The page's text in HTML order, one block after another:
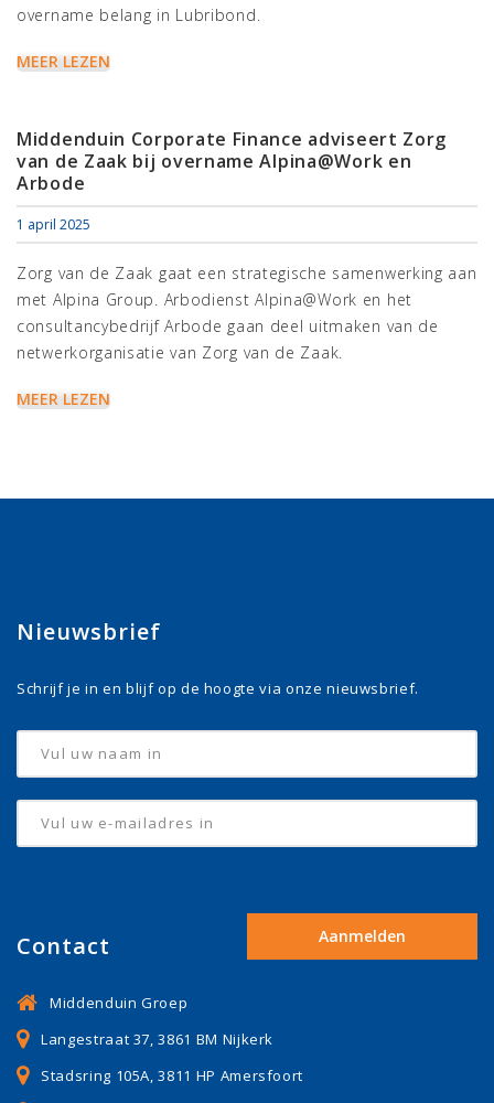
overname belang in Lubribond.
MEER LEZEN
Middenduin Corporate Finance adviseert Zorg
van de Zaak bij overname Alpina@Work en
Arbode
1 april 2025
Zorg van de Zaak gaat een strategische samenwerking aan
met Alpina Group. Arbodienst Alpina@Work en het
consultancybedrijf Arbode gaan deel uitmaken van de
netwerkorganisatie van Zorg van de Zaak.
MEER LEZEN
Nieuwsbrief
Schrijf je in en blijf op de hoogte via onze nieuwsbrief.
Contact
Middenduin Groep
Langestraat 37, 3861 BM Nijkerk
Stadsring 105A, 3811 HP Amersfoort